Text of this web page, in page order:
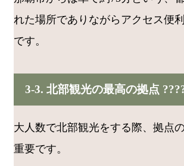
れた場所でありながらアクセス便
です。
3-3. 北部観光の最高の拠点
大人数で北部観光をする際、拠点
重要です。